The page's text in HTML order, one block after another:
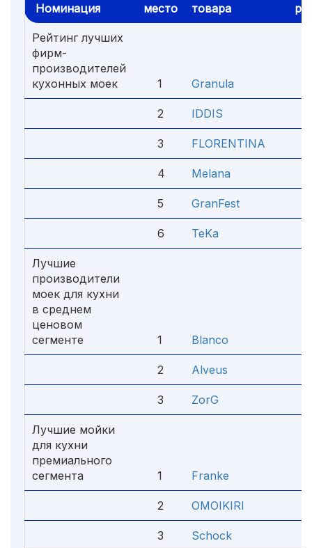
Номинация место товара
Рейтинг лучших
фирм-
производителей
кухонных моек
1 Granula
2 IDDIS
3 FLORENTINA
4 Melana
5 GranFest
6 TeKa
Лучшие
производители
моек для кухни
в среднем
ценовом
сегменте
1 Blanco
2 Alveus
3 ZorG
Лучшие мойки
для кухни
премиального
сегмента
1 Franke
2 OMOIKIRI
3 Schock